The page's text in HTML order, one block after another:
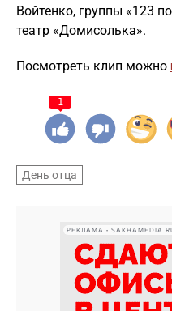
Войтенко, группы «123
театр «Домисолька».
Посмотреть клип можно
1
День отца
РЕКЛАМА •